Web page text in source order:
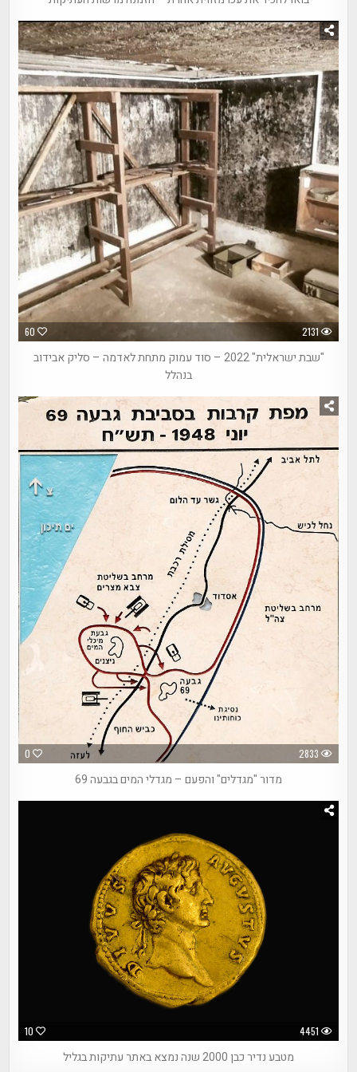
60 2131
"שבת ישראלית" 2022 – סוד עמוק מתחת לאדמה – סליק אבידוב
בנהלל
0 2833
מדור "מגדלים" והפעם – מגדלי המים בגבעה 69
10 4451
מטבע נדיר כבן 2000 שנה נמצא באתר עתיקות בגליל